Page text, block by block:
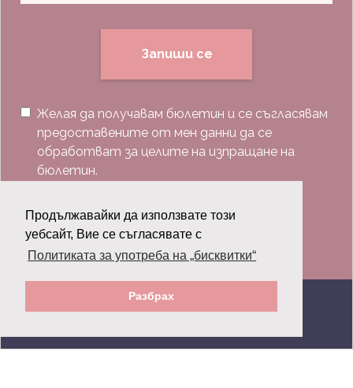
Продължавайки да използвате този
уебсайт, Вие се съгласявате с
Политиката за употреба на „бисквитки“
Разбрах
Запиши се
Желая да получавам бюлетин и се съгласявам
предоставените от мен данни да се
обработват за целите на изпращане на
бюлетин.
Последвай ни:
© 2026 Grazia.bg - Всички права запазени